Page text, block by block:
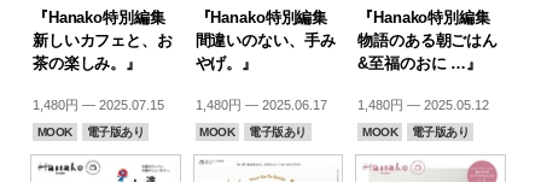
『Hanako特別編集
新しいカフェと、お
茶の楽しみ。』
1,480円 — 2025.07.15
MOOK 電子版あり
『Hanako特別編集
間違いのない、手み
やげ。』
1,480円 — 2025.06.17
MOOK 電子版あり
『Hanako特別編集
物語のある朝ごはん
&至福のおに …』
1,480円 — 2025.05.12
MOOK 電子版あり